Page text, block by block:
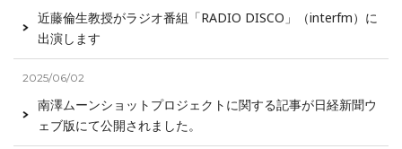
近藤倫生教授がラジオ番組「RADIO DISCO」（interfm）に
出演します
2025/06/02
南澤ムーンショットプロジェクトに関する記事が日経新聞ウ
ェブ版にて公開されました。